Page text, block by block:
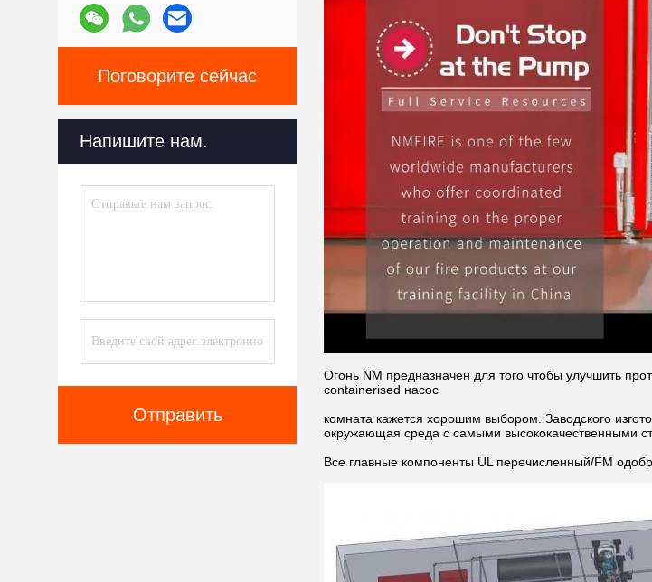
Поговорите сейчас
Напишите нам.
Отправить
Огонь NM предназначен для того чтобы улучшить
containerised насос
комната кажется хорошим выбором. Заводского
окружающая среда с самыми высококачественными
Все главные компоненты UL перечисленный/FM